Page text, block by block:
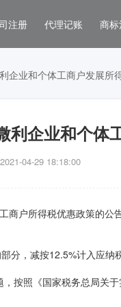
注册 代理记账 商
企业和个体工商户发展所
利企业和个体
04-29 18:18:00
户所得税优惠政策的公
分，减按12.5%计入应纳
按照《国家税务总局关